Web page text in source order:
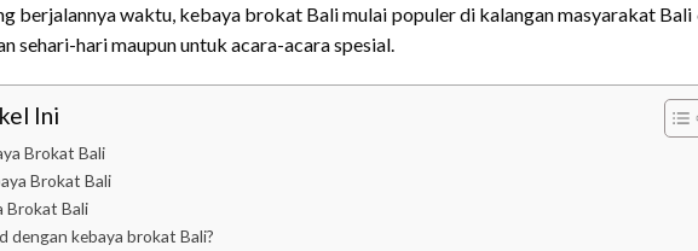
berjalannya waktu, kebaya brokat Bali mulai populer di kalangan masyarakat Bali
sehari-hari maupun untuk acara-acara spesial.
Ini
Brokat Bali
Brokat Bali
Brokat Bali
dengan kebaya brokat Bali?